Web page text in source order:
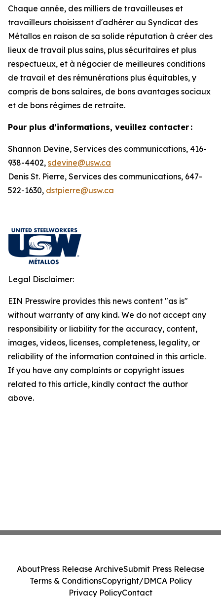
Chaque année, des milliers de travailleuses et
travailleurs choisissent d'adhérer au Syndicat des
Métallos en raison de sa solide réputation à créer des
lieux de travail plus sains, plus sécuritaires et plus
respectueux, et à négocier de meilleures conditions
de travail et des rémunérations plus équitables, y
compris de bons salaires, de bons avantages sociaux
et de bons régimes de retraite.
Pour plus d’informations, veuillez contacter :
Shannon Devine, Services des communications, 416-
938-4402, sdevine@usw.ca
Denis St. Pierre, Services des communications, 647-
522-1630, dstpierre@usw.ca
Legal Disclaimer:
EIN Presswire provides this news content "as is"
without warranty of any kind. We do not accept any
responsibility or liability for the accuracy, content,
images, videos, licenses, completeness, legality, or
reliability of the information contained in this article.
If you have any complaints or copyright issues
related to this article, kindly contact the author
above.
AboutPress Release ArchiveSubmit Press Release
Terms & ConditionsCopyright/DMCA Policy
Privacy PolicyContact